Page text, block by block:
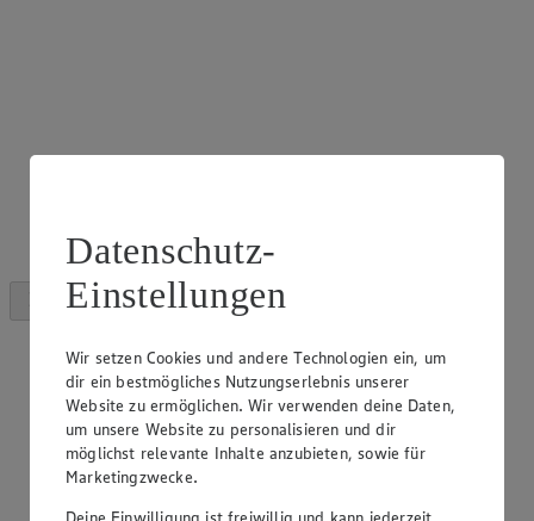
Datenschutz-
Einstellungen
Wir setzen Cookies und andere Technologien ein, um
dir ein bestmögliches Nutzungserlebnis unserer
Website zu ermöglichen. Wir verwenden deine Daten,
um unsere Website zu personalisieren und dir
möglichst relevante Inhalte anzubieten, sowie für
Marketingzwecke.